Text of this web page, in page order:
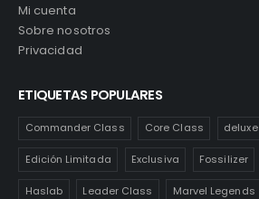
Mi cuenta
Sobre nosotros
Privacidad
ETIQUETAS POPULARES
Commander Class Core Class deluxe
Edición Limitada Exclusiva Fossilizer
Haslab Leader Class Marvel Legends